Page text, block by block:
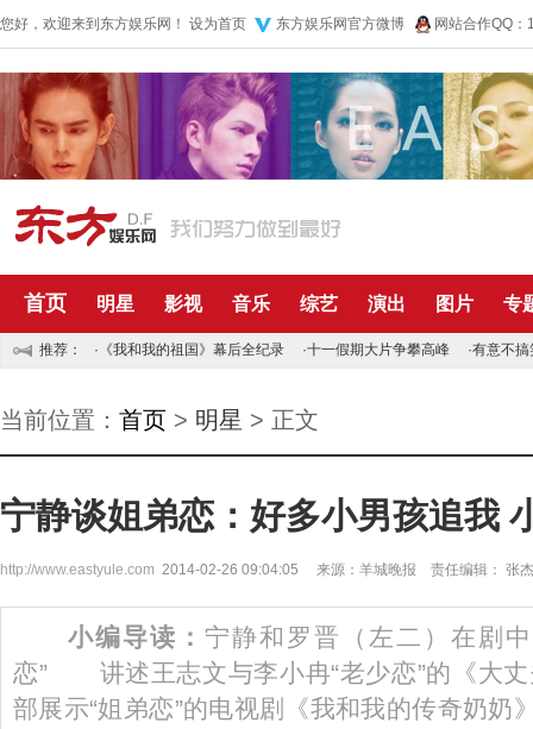
您好，欢迎来到东方娱乐网！ 设为首页 东方娱乐网官方微博 网站合作QQ
首页 明星 影视 音乐 综艺 演出 图片 专
推荐： · 《我和我的祖国》幕后全纪录 ·十一假期大片争攀高峰 ·有意不搞
当前位置： 首页 > 明星 > 正文
宁静谈姐弟恋：好多小男孩追我
http://www.eastyule.com 2014-02-26 09:04:05 来源：羊城晚报 责任编辑： 张杰
小编导读： 宁静和罗晋（左二）在剧
恋” 讲述王志文与李小冉“老少恋”的《大丈
部展示“姐弟恋”的电视剧《我和我的传奇奶奶